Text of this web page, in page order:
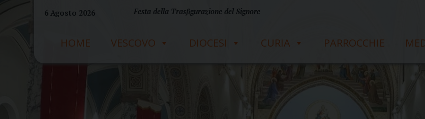
6 Agosto 2026 Festa della Trasfigurazione del Signore
HOME VESCOVO DIOCESI CURIA PARROCCHIE